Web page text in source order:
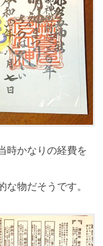
時かなりの経費を
な物だそうです。